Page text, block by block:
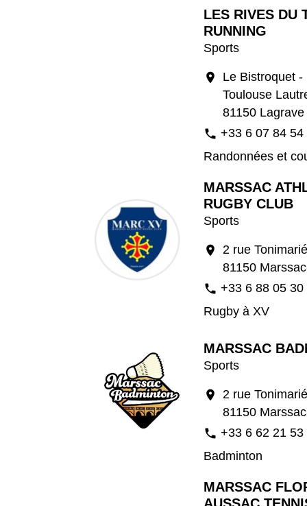
LES RIVES DU
RUNNING
Sports
location_on
Le Bistroquet -
Toulouse
81150 Lagrave
phone +33 6 07 84 54
Randonnées et
MARSSAC
RUGBY CLUB
Sports
location_on
2 rue Tonimarié
81150
phone +33 6 88 05 30
Rugby à XV
MARSSAC
Sports
location_on 2 rue Tonimarié
81150
phone +33 6 62 21 53
Badminton
MARSSAC